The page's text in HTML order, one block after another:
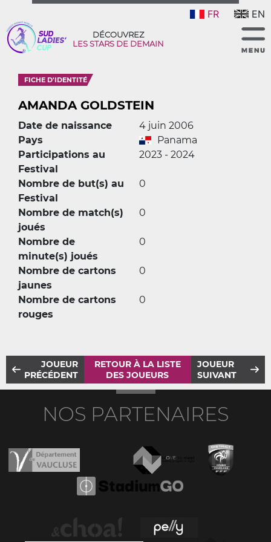
FR EN
DÉCOUVREZ
LES STARS DE DEMAIN
FICHE D'IDENTITÉ
AMANDA GOLDSTEIN
Date de naissance
4 juin 2006
Pays
Panama
Participations au
Festival
2023 - 2024
Nombre de but(s) au
Festival
0
Nombre de match(s)
joués
0
Nombre de
minute(s) joués
0
Nombre de cartons
jaunes
0
Nombre de cartons
rouges
0
JOUEUR
PRÉCÉDENT
RETOUR À LA LISTE
DES JOUEURS
JOUEUR
SUIVANT
NOS PARTENAIRES